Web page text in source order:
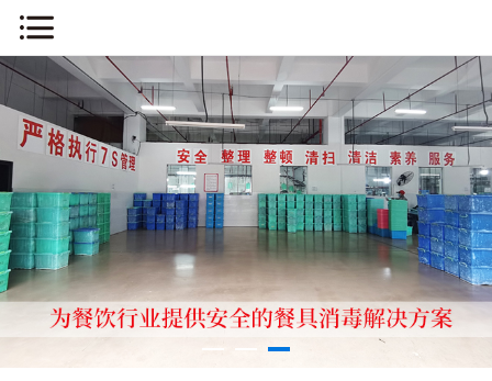
网站首页
关于我们
新闻中心
车间展示
产品展示